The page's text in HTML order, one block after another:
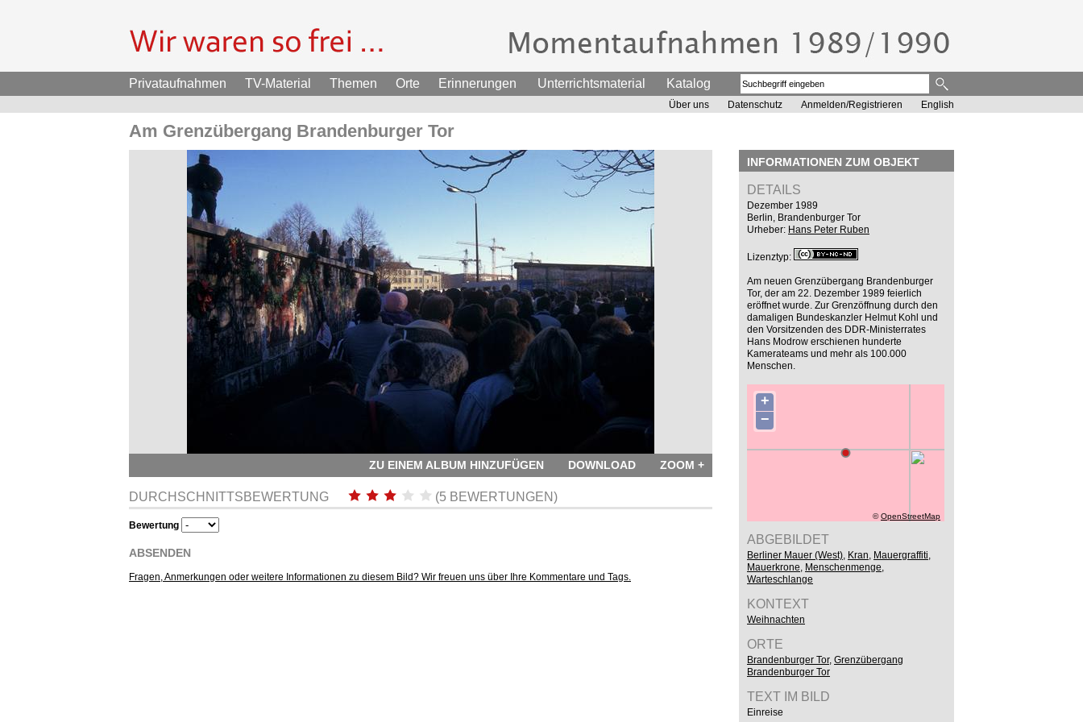
Privataufnahmen TV-Material Themen Orte Erinnerungen Unterrichtsmaterial Katalog
Über uns Datenschutz Anmelden/Registrieren English
Am Grenzübergang Brandenburger Tor
INFORMATIONEN ZUM OBJEKT
DETAILS
Dezember 1989
Berlin, Brandenburger Tor
Urheber: Hans Peter Ruben
Lizenztyp:
Am neuen Grenzübergang Brandenburger
Tor, der am 22. Dezember 1989 feierlich
eröffnet wurde. Zur Grenzöffnung durch den
damaligen Bundeskanzler Helmut Kohl und
den Vorsitzenden des DDR-Ministerrates
Hans Modrow erschienen hunderte
Kamerateams und mehr als 100.000
Menschen.
©OpenStreetMap
+
−
ABGEBILDET
Berliner Mauer (West), Kran, Mauergraffiti,
Mauerkrone, Menschenmenge,
Warteschlange
KONTEXT
Weihnachten
ORTE
Brandenburger Tor, Grenzübergang
Brandenburger Tor
TEXT IM BILD
Einreise
ZU EINEM ALBUM HINZUFÜGEN DOWNLOAD ZOOM +
DURCHSCHNITTSBEWERTUNG (5 BEWERTUNGEN)
Bewertung
ABSENDEN
Fragen, Anmerkungen oder weitere Informationen zu diesem Bild? Wir freuen uns über Ihre Kommentare und Tags.